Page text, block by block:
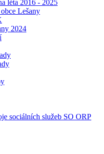
léta 2016 - 2025
Lešany
2024
sociálních služeb SO ORP